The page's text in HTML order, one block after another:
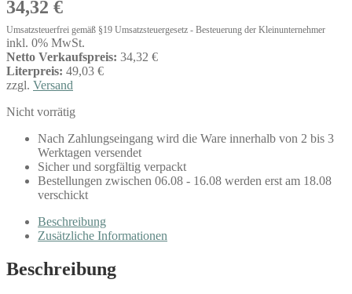
34,32 €
Umsatzsteuerfrei gemäß §19 Umsatzsteuergesetz - Besteuerung der Kleinunternehmer
inkl. 0% MwSt.
Netto Verkaufspreis: 34,32 €
Literpreis: 49,03 €
zzgl. Versand
Nicht vorrätig
Nach Zahlungseingang wird die Ware innerhalb von 2 bis 3
Werktagen versendet
Sicher und sorgfältig verpackt
Bestellungen zwischen 06.08 - 16.08 werden erst am 18.08
verschickt
Beschreibung
Zusätzliche Informationen
Beschreibung